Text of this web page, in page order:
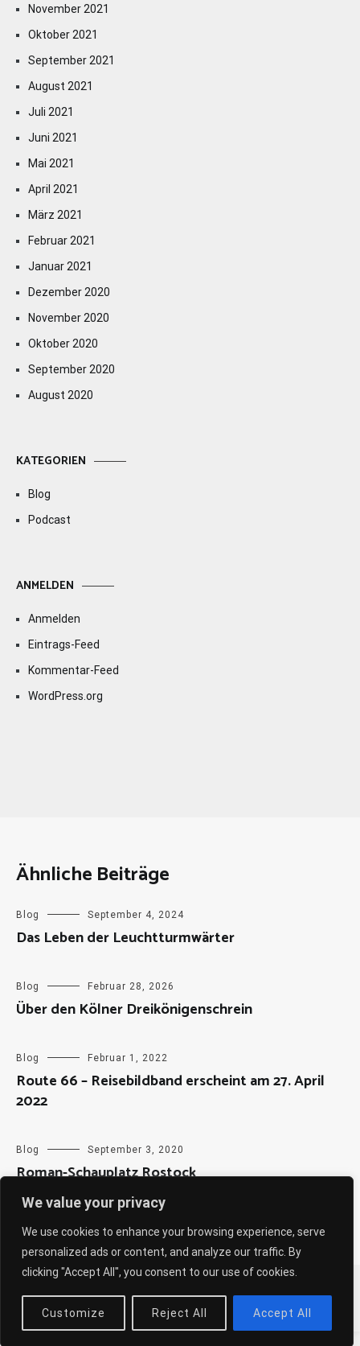
We value your privacy
We use cookies to enhance your browsing experience, serve
personalized ads or content, and analyze our traffic. By
clicking "Accept All", you consent to our use of cookies.
Customize Reject All Accept All
November 2021
Oktober 2021
September 2021
August 2021
Juli 2021
Juni 2021
Mai 2021
April 2021
März 2021
Februar 2021
Januar 2021
Dezember 2020
November 2020
Oktober 2020
September 2020
August 2020
KATEGORIEN
Blog
Podcast
ANMELDEN
Anmelden
Eintrags-Feed
Kommentar-Feed
WordPress.org
Ähnliche Beiträge
Blog September 4, 2024
Das Leben der Leuchtturmwärter
Blog Februar 28, 2026
Über den Kölner Dreikönigenschrein
Blog Februar 1, 2022
Route 66 – Reisebildband erscheint am 27. April
2022
Blog September 3, 2020
Roman-Schauplatz Rostock